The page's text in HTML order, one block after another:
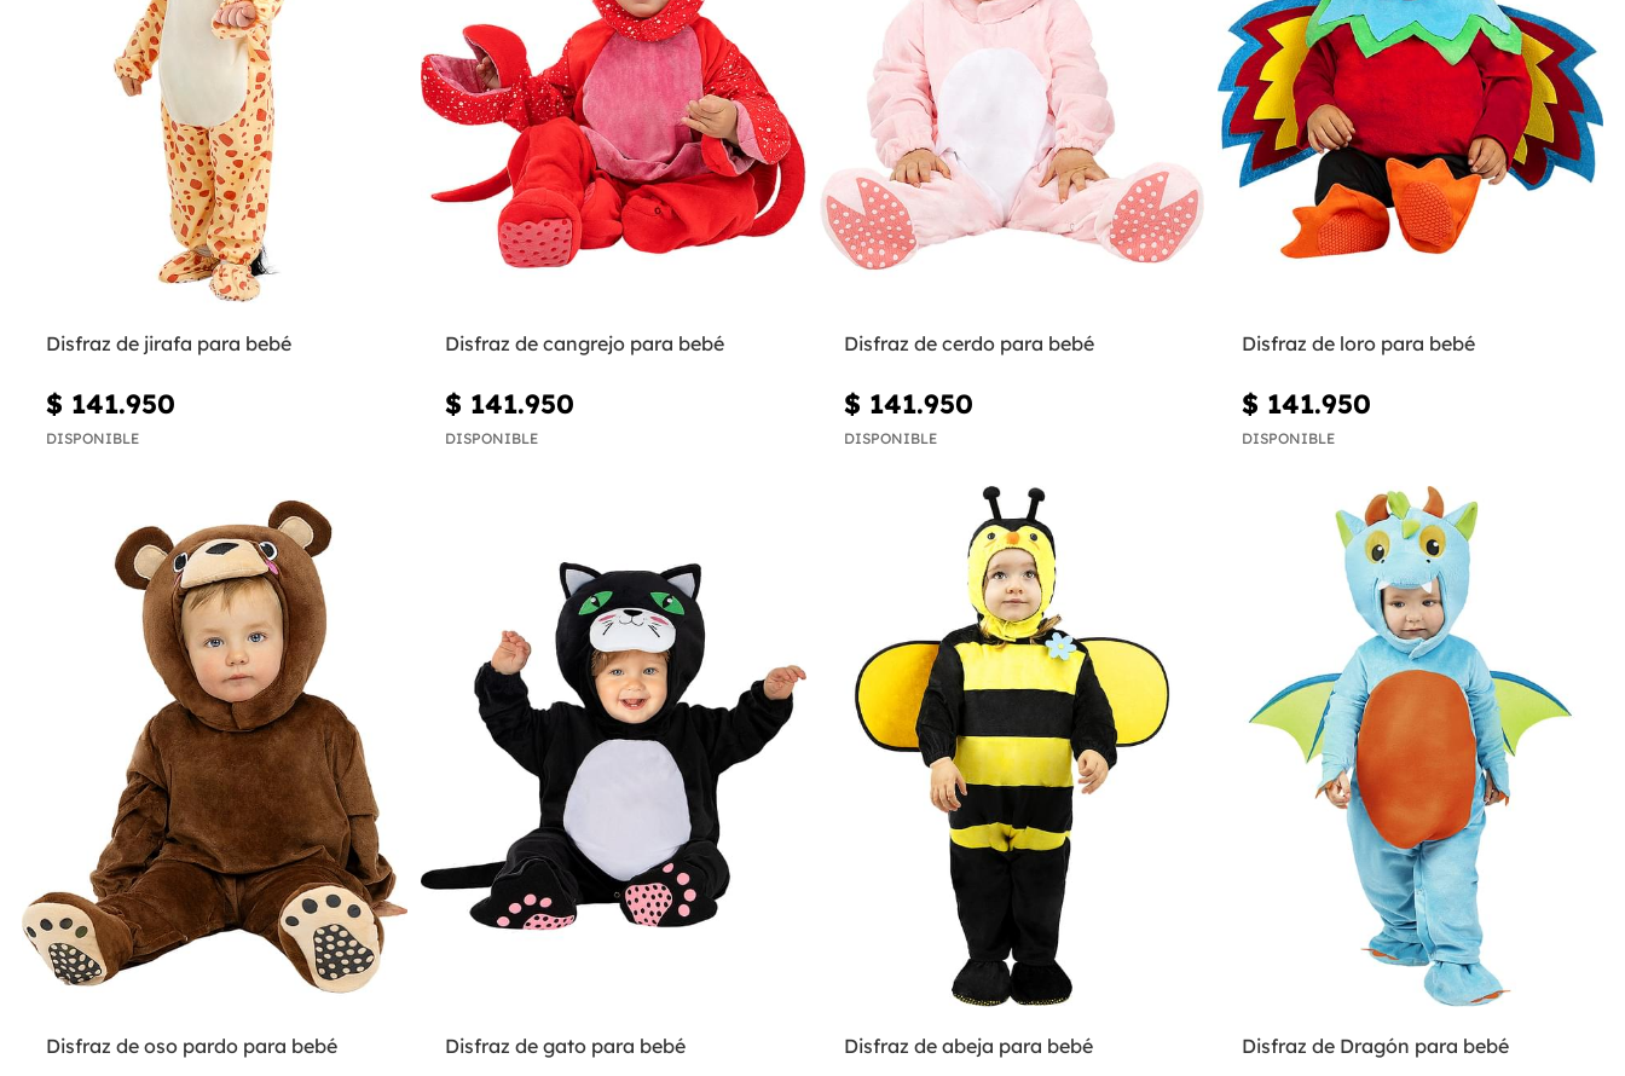
Disfraz de jirafa para bebé
$ 141.950
DISPONIBLE
Disfraz de cangrejo para bebé
$ 141.950
DISPONIBLE
Disfraz de cerdo para bebé
$ 141.950
DISPONIBLE
Disfraz de loro para bebé
$ 141.950
DISPONIBLE
Disfraz de oso pardo para bebé Disfraz de gato para bebé Disfraz de abeja para bebé Disfraz de Dragón para bebé